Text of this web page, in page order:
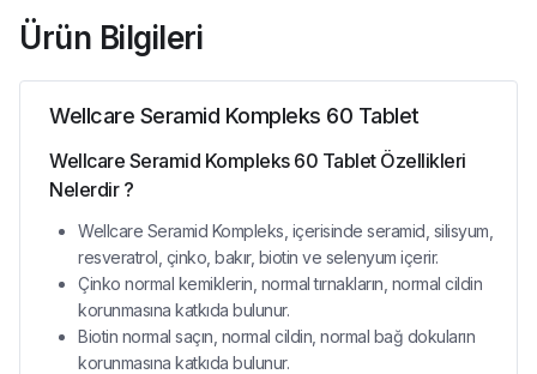
Ürün Bilgileri
Wellcare Seramid Kompleks 60 Tablet
Wellcare Seramid Kompleks 60 Tablet Özellikleri
Nelerdir ?
Wellcare Seramid Kompleks, içerisinde seramid, silisyum,
resveratrol, çinko, bakır, biotin ve selenyum içerir.
Çinko normal kemiklerin, normal tırnakların, normal cildin
korunmasına katkıda bulunur.
Biotin normal saçın, normal cildin, normal bağ dokuların
korunmasına katkıda bulunur.